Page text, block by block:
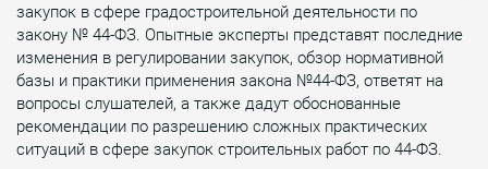
закупок в сфере градостроительной деятельности по
закону № 44-ФЗ. Опытные эксперты представят последние
изменения в регулировании закупок, обзор нормативной
базы и практики применения закона №44-ФЗ, ответят на
вопросы слушателей, а также дадут обоснованные
рекомендации по разрешению сложных практических
ситуаций в сфере закупок строительных работ по 44-ФЗ.